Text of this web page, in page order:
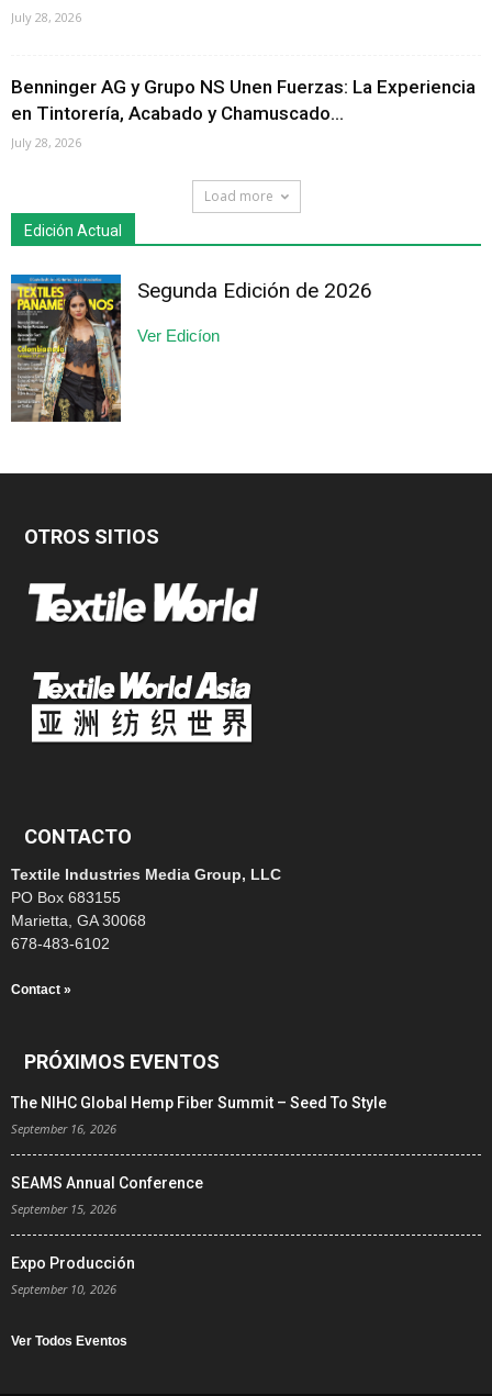
July 28, 2026
Benninger AG y Grupo NS Unen Fuerzas: La Experiencia
en Tintorería, Acabado y Chamuscado...
July 28, 2026
Load more
Edición Actual
Segunda Edición de 2026
Ver Edicíon
OTROS SITIOS
CONTACTO
Textile Industries Media Group, LLC
PO Box 683155
Marietta, GA 30068
678-483-6102
Contact »
PRÓXIMOS EVENTOS
The NIHC Global Hemp Fiber Summit – Seed To Style
September 16, 2026
SEAMS Annual Conference
September 15, 2026
Expo Producción
September 10, 2026
Ver Todos Eventos